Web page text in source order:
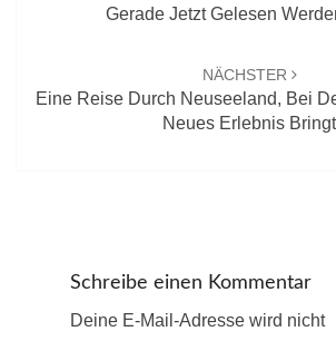
Gerade Jetzt Gelesen
NÄCHSTER
Eine Reise Durch Neuseeland, Bei
Neues Erlebnis Bringt
Schreibe einen Kommentar
Deine E-Mail-Adresse wird nicht